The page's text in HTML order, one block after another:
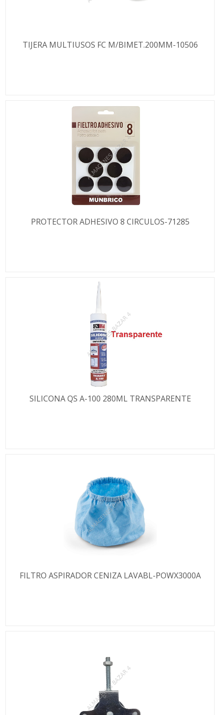
TIJERA MULTIUSOS FC M/BIMET.200MM-10506
PROTECTOR ADHESIVO 8 CIRCULOS-71285
SILICONA QS A-100 280ML TRANSPARENTE
FILTRO ASPIRADOR CENIZA LAVABL-POWX3000A